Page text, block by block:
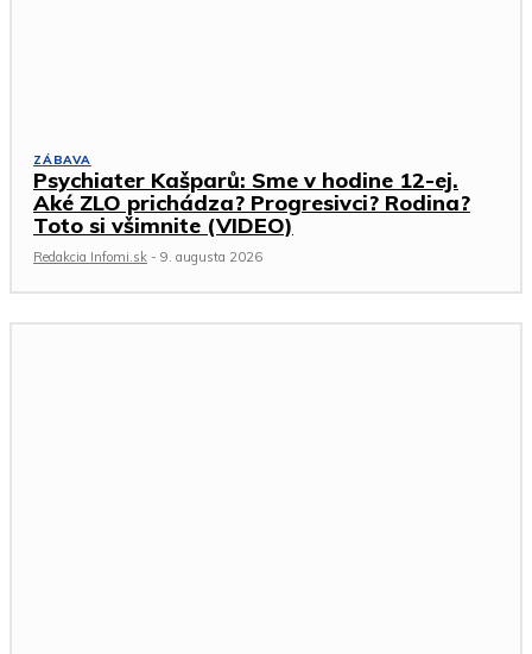
ZÁBAVA
Psychiater Kašparů: Sme v hodine 12-ej.
Aké ZLO prichádza? Progresivci? Rodina?
Toto si všimnite (VIDEO)
Redakcia Infomi.sk - 9. augusta 2026